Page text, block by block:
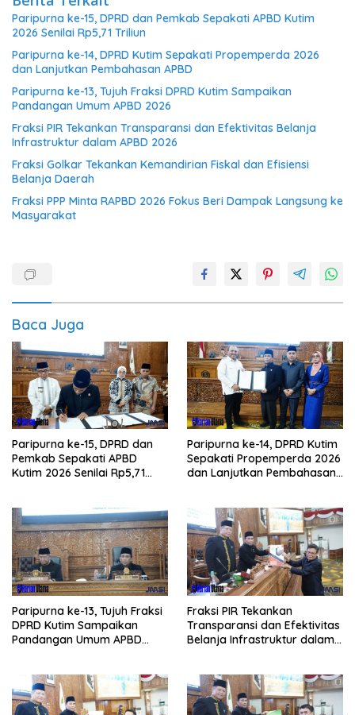
Paripurna ke-15, DPRD dan Pemkab Sepakati APBD Kutim
2026 Senilai Rp5,71 Triliun
Paripurna ke-14, DPRD Kutim Sepakati Propemperda 2026
dan Lanjutkan Pembahasan APBD
Paripurna ke-13, Tujuh Fraksi DPRD Kutim Sampaikan
Pandangan Umum APBD 2026
Fraksi PIR Tekankan Transparansi dan Efektivitas Belanja
Infrastruktur dalam APBD 2026
Fraksi Golkar Tekankan Kemandirian Fiskal dan Efisiensi
Belanja Daerah
Fraksi PPP Minta RAPBD 2026 Fokus Beri Dampak Langsung ke
Masyarakat
Baca Juga
Paripurna ke-15, DPRD dan
Pemkab Sepakati APBD
Kutim 2026 Senilai Rp5,71
Paripurna ke-14, DPRD Kutim
Sepakati Propemperda 2026
dan Lanjutkan Pembahasan
Paripurna ke-13, Tujuh Fraksi
DPRD Kutim Sampaikan
Pandangan Umum APBD
Fraksi PIR Tekankan
Transparansi dan Efektivitas
Belanja Infrastruktur dalam